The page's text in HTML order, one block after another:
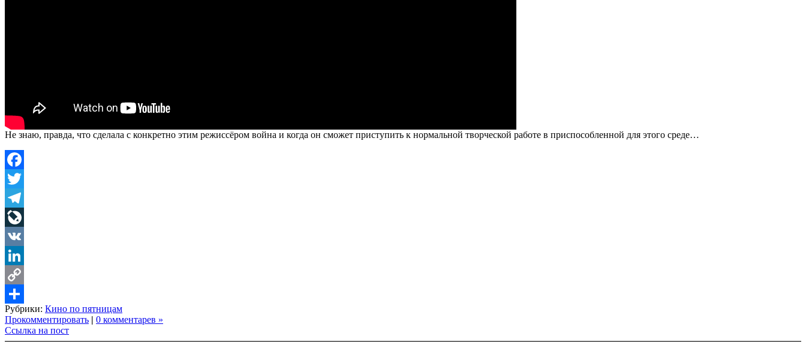
Не знаю, правда, что сделала с конкретно этим режиссёром война и когда он сможет приступить к нормальной творческой работе в приспособленной для этого среде…
Facebook
Twitter
Telegram
LiveJournal
VK
LinkedIn
Copy
Link
Share
Рубрики: Кино по пятницам
Прокомментировать | 0 комментарев »
Ссылка на пост